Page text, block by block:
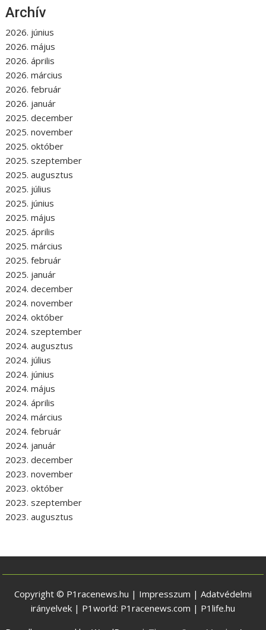
Archív
2026. június
2026. május
2026. április
2026. március
2026. február
2026. január
2025. december
2025. november
2025. október
2025. szeptember
2025. augusztus
2025. július
2025. június
2025. május
2025. április
2025. március
2025. február
2025. január
2024. december
2024. november
2024. október
2024. szeptember
2024. augusztus
2024. július
2024. június
2024. május
2024. április
2024. március
2024. február
2024. január
2023. december
2023. november
2023. október
2023. szeptember
2023. augusztus
Copyright © P1racenews.hu | Impresszum | Adatvédelmi
irányelvek | P1world: P1racenews.com | P1life.hu